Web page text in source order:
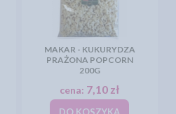
MAKAR - KUKURYDZA
PRAŻONA POPCORN
200G
cena: 7,10 zł